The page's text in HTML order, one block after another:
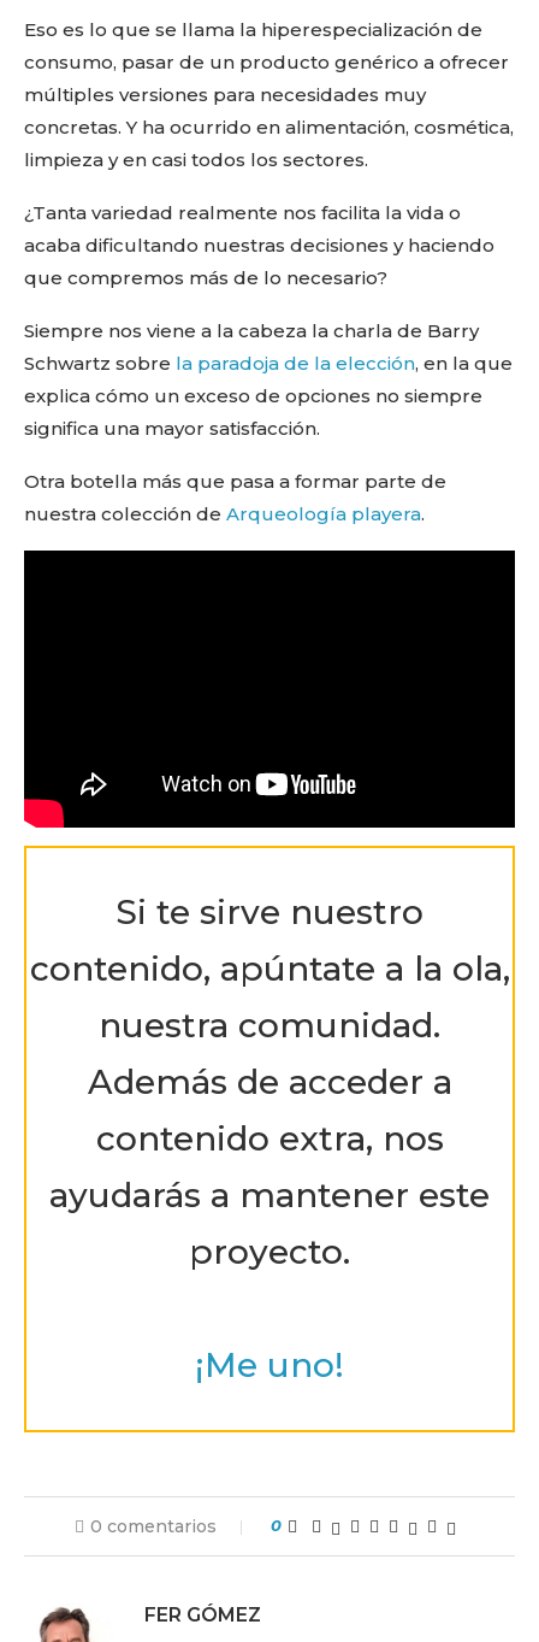
Eso es lo que se llama la hiperespecialización de
consumo, pasar de un producto genérico a ofrecer
múltiples versiones para necesidades muy
concretas. Y ha ocurrido en alimentación, cosmética,
limpieza y en casi todos los sectores.
¿Tanta variedad realmente nos facilita la vida o
acaba dificultando nuestras decisiones y haciendo
que compremos más de lo necesario?
Siempre nos viene a la cabeza la charla de Barry
Schwartz sobre la paradoja de la elección, en la que
explica cómo un exceso de opciones no siempre
significa una mayor satisfacción.
Otra botella más que pasa a formar parte de
nuestra colección de Arqueología playera.
Si te sirve nuestro
contenido, apúntate a la ola,
nuestra comunidad.
Además de acceder a
contenido extra, nos
ayudarás a mantener este
proyecto.
¡Me uno!
0 comentarios 0
FER GÓMEZ